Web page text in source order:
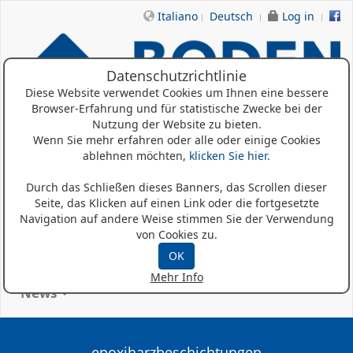
Datenschutzrichtlinie
Diese Website verwendet Cookies um Ihnen eine bessere
Browser-Erfahrung und für statistische Zwecke bei der
Nutzung der Website zu bieten.
Wenn Sie mehr erfahren oder alle oder einige Cookies
ablehnen möchten, klicken Sie hier.
Durch das Schließen dieses Banners, das Scrollen dieser
Seite, das Klicken auf einen Link oder die fortgesetzte
Navigation auf andere Weise stimmen Sie der Verwendung
von Cookies zu.
OK
Mehr Info
Italiano Deutsch Log in
Wer Sind Wir
Produkte
News